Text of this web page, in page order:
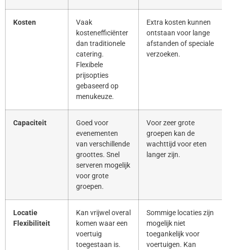
Kosten
Vaak
kostenefficiënter
dan traditionele
catering.
Flexibele
prijsopties
gebaseerd op
menukeuze.
Extra kosten kunnen
ontstaan voor lange
afstanden of speciale
verzoeken.
Capaciteit
Goed voor
evenementen
van verschillende
groottes. Snel
serveren mogelijk
voor grote
groepen.
Voor zeer grote
groepen kan de
wachttijd voor eten
langer zijn.
Locatie
Flexibiliteit
Kan vrijwel overal
komen waar een
voertuig
toegestaan is.
Sommige locaties zijn
mogelijk niet
toegankelijk voor
voertuigen. Kan